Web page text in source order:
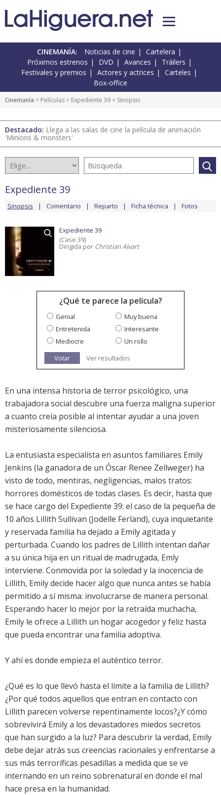
CINEMANÍA: Noticias de cine
Cartelera
Próximos estrenos
DVD Avances
Tráilers
Festivales y premios
Actores y actrices
Carteles
Box-office
Cinemanía > Películas > Expediente 39 > Sinopsis
Destacado: Llega a las salas de cine la película de animación
'Minions & monsters'
Expediente 39
Sinopsis Comentario Reparto Ficha técnica Fotos
Expediente 39
(Case 39)
Dirigida por Christian Alvart
¿Qué te parece la película?
Genial
Muy buena
Entretenida
Interesante
Mediocre
Un rollo
Votar
Ver resultados
En una intensa historia de terror psicológico, una
trabajadora social descubre una fuerza maligna superior
a cuanto creía posible al intentar ayudar a una joven
misteriosamente silenciosa.
La entusiasta especialista en asuntos familiares Emily
Jenkins (la ganadora de un Óscar Renee Zellweger) ha
visto de todo, mentiras, negligencias, malos tratos:
horrores domésticos de todas clases. Es decir, hasta que
se hace cargo del Expediente 39: el caso de la pequeña de
10 años Lillith Sullivan (Jodelle Ferland), cuya inquietante
y reservada familia ha dejado a Emily agitada y
perturbada. Cuando los padres de Lillith intentan dañar
a su única hija en un ritual de madrugada, Emly
interviene. Conmovida por la soledad y la inocencia de
Lillith, Emily decide hacer algo que nunca antes se había
permitido a sí misma: involucrarse de manera personal.
Esperando hacer lo mejor por la retraída muchacha,
Emily le ofrece a Lillith un hogar acogedor y feliz hasta
que pueda encontrar una familia adoptiva.
Y ahí es donde empieza el auténtico terror.
¿Qué es lo que llevó hasta el límite a la familia de Lillith?
¿Por qué todos aquellos que entran en contacto con
Lillith parecen volverse repentinamente locos?¿Y cómo
sobrevivirá Emily a los devastadores miedos secretos
que han surgido a la luz? Para descubrir la verdad, Emily
debe dejar atrás sus creencias racionales y enfrentarse a
sus más terroríficas pesadillas a medida que se ve
internando en un reino sobrenatural en donde el mal
hace presa en la humanidad.